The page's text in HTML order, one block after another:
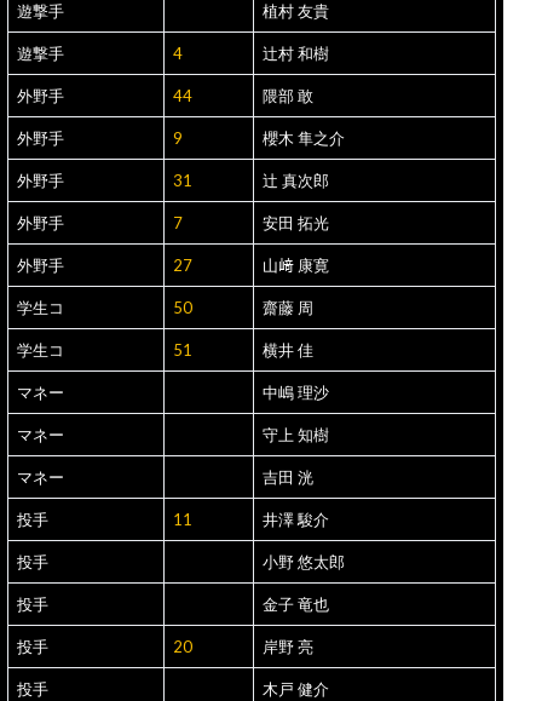
遊撃手 植村 友貴
遊撃手 4 辻村 和樹
外野手 44 隈部 敢
外野手 9 櫻木 隼之介
外野手 31 辻 真次郎
外野手 7 安田 拓光
外野手 27 山﨑 康寛
学生コ 50 齋藤 周
学生コ 51 横井 佳
マネー 中嶋 理沙
マネー 守上 知樹
マネー 吉田 洸
投手 11 井澤 駿介
投手 小野 悠太郎
投手 金子 竜也
投手 20 岸野 亮
投手 木戸 健介